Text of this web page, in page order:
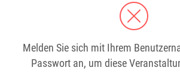
Melden Sie sich mit Ihrem
Passwort an, um diese